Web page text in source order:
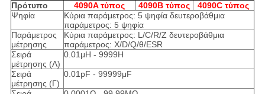
Πρότυπο
4090A τύπος 4090B τύπος
4090C τύπος
Ψηφία
Κύρια παράμετρος: 5 ψηφία δευτεροβάθμια
παράμετρος: 5 ψηφία
Παράμετρος
μέτρησης
Κύρια παράμετρος: L/C/R/Z δευτεροβάθμια
παράμετρος: X/D/Q/θ/ESR
Σειρά
μέτρησης (Λ)
0.01μH - 9999H
Σειρά
μέτρησης (Γ)
0.01pF - 99999μF